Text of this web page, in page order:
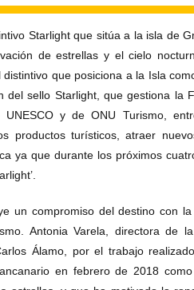
Starlight que sitúa a la isla de
de estrellas y el cielo
que posiciona a la Isla
del sello Starlight, que gestiona la
y de ONU Turismo,
productos turísticos, atraer
ya que durante los próximos
un compromiso del destino con
Antonia Varela, directora de
Álamo, por el trabajo
en febrero de 2018